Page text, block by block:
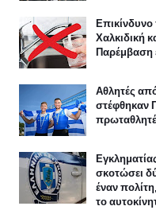
Χαλκιδική
Παρέμβαση
Αθλητές
στέφθηκαν
σκοτώσει
έναν
το